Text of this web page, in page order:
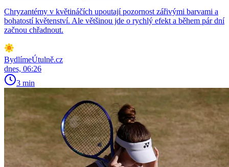
Chryzantémy v květináčích upoutají pozornost zářivými barvami a
bohatostí květenství. Ale většinou jde o rychlý efekt a během pár dní
začnou chřadnout.
BydlímeÚtulně.cz
dnes, 06:26
3 min